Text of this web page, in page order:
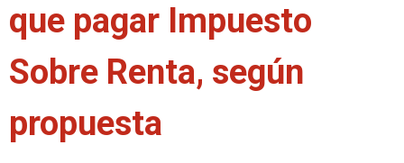
que pagar Impuesto
Sobre Renta, según
propuesta